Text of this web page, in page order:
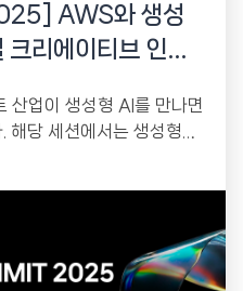
AWS와 생성
리에이티브 인더
산업이 생성형 AI를 만나면
해당 세션에서는 생성형AI